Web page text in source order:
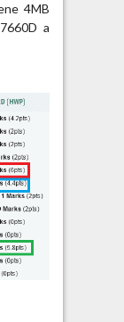
4MB
a